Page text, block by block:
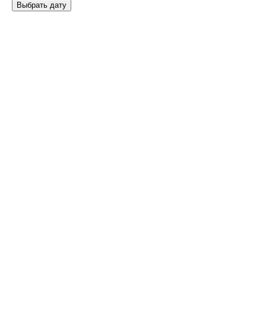
Выбрать дату